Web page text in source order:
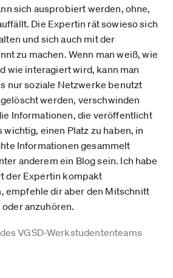
sich ausprobiert werden, ohne,
Die Expertin rät sowieso sich
und sich auch mit der
zu machen. Wenn man weiß, wie
wie interagiert wird, kann man
nur soziale Netzwerke benutzt
werden, verschwinden
Informationen, die veröffentlicht
wichtig, einen Platz zu haben, in
Informationen gesammelt
anderem ein Blog sein. Ich habe
der Expertin kompakt
empfehle dir aber den Mitschnitt
anzuhören.
VGSD-Werkstudententeams